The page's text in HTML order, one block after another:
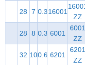
28 7 0.316001
ZZ
28 8 0.3 6001
6001
ZZ
32 100.6 6201
6201
ZZ